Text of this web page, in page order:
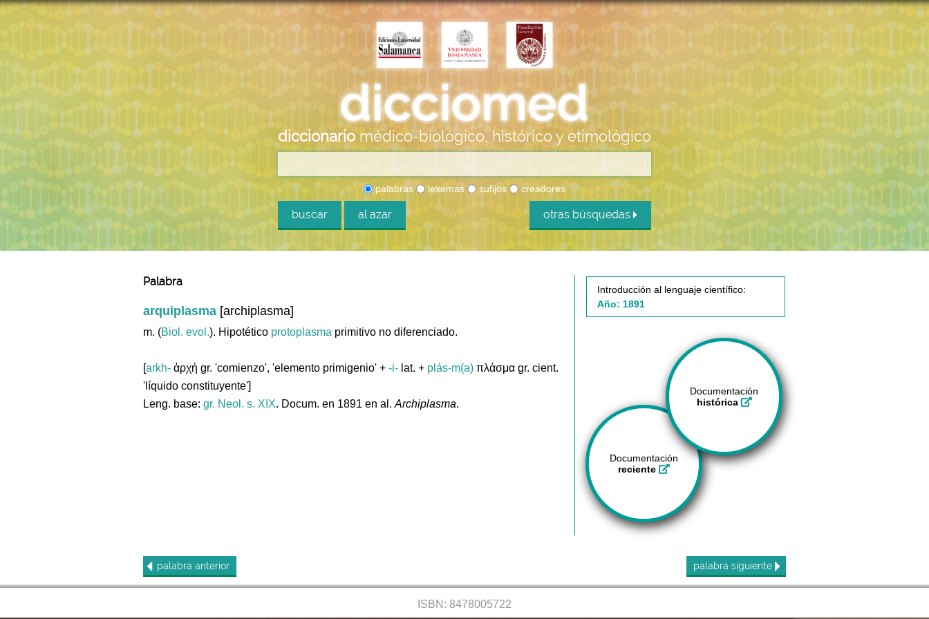
diccionario médico-biológico, histórico y etimológico
palabras lexemas sufijos creadores
buscar al azar otras búsquedas
Palabra
arquiplasma [archiplasma]
m. (Biol. evol.). Hipotético protoplasma primitivo no diferenciado.
[arkh- ἀρχή gr. 'comienzo', 'elemento primigenio' + -i- lat. + plás-m(a) πλάσμα gr. cient.
'líquido constituyente']
Leng. base: gr. Neol. s. XIX. Docum. en 1891 en al. Archiplasma.
Introducción al lenguaje científico:
Año: 1891
Documentación
histórica
Documentación
reciente
palabra anterior palabra siguiente
ISBN: 8478005722